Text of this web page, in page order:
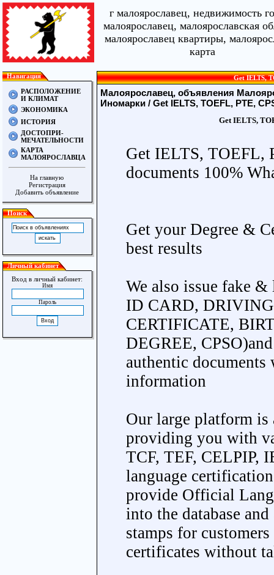
г малоярославец, недвижимость
малоярославец, малоярославская
малоярославец квартиры,
карта
Навигация
РАСПОЛОЖЕНИЕ
И КЛИМАТ
ЭКОНОМИКА
ИСТОРИЯ
ДОСТОПРИ-
МЕЧАТЕЛЬНОСТИ
КАРТА
МАЛОЯРОСЛАВЦА
На главную
Регистрация
Добавить объявление
Поиск
Личный кабинет
Вход в личный кабинет:
Имя
Пароль
Get IELTS,
Малоярославец, объявления
Иномарки / Get IELTS, TOEFL, PTE,
Get IELTS,
Get IELTS, TOEFL,
documents 100%
Get your Degree &
best results
We also issue fake
ID CARD,
CERTIFICATE,
DEGREE,
authentic
information
Our large platform is
providing you with
TCF, TEF, CELPIP,
language
provide Official
into the database
stamps for
certificates without